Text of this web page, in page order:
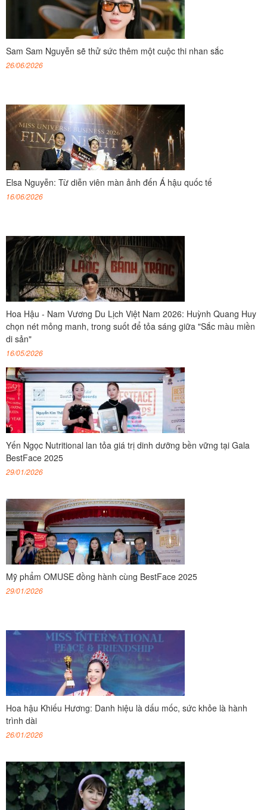
Sam Sam Nguyễn sẽ thử sức thêm một cuộc thi nhan sắc
26/06/2026
Elsa Nguyễn: Từ diễn viên màn ảnh đến Á hậu quốc tế
16/06/2026
Hoa Hậu - Nam Vương Du Lịch Việt Nam 2026: Huỳnh Quang Huy
chọn nét mỏng manh, trong suốt để tỏa sáng giữa "Sắc màu miền
di sản"
16/05/2026
Yến Ngọc Nutritional lan tỏa giá trị dinh dưỡng bền vững tại Gala
BestFace 2025
29/01/2026
Mỹ phẩm OMUSE đồng hành cùng BestFace 2025
29/01/2026
Hoa hậu Khiếu Hương: Danh hiệu là dấu mốc, sức khỏe là hành
trình dài
26/01/2026